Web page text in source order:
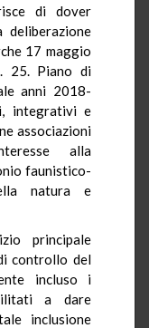
di dover
deliberazione
17 maggio
25. Piano di
anni 2018-
integrativi e
associazioni
alla
faunistico-
natura e
principale
controllo del
incluso i
a dare
inclusione